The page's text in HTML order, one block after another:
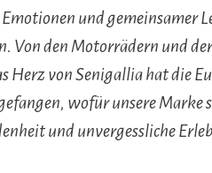
und gemeinsamer
Von den Motorrädern und
Herz von Senigallia hat die
wofür unsere Marke
und unvergessliche